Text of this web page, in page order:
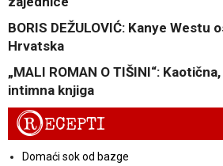
BORIS DEŽULOVIĆ: Kanye Westu
Hrvatska
„MALI ROMAN O TIŠINI“:
intimna knjiga
RECEPTI
Domaći sok od bazge